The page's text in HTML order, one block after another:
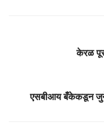
केरळ
एसबीआय बँकेकडून जुने